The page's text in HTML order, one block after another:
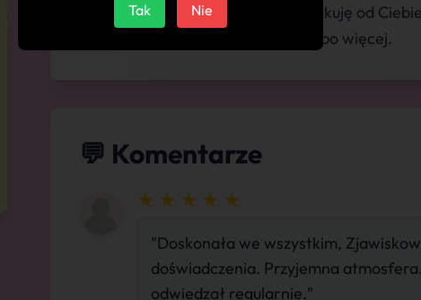
mnie kluczowe i tego samego oczekuję od
spotkaniu będziesz chciał wracać po więcej.
💬 Komentarze
"Doskonała we wszystkim,
doświadczenia. Przyjemna
odwiedzał regularnie."
Tak Nie